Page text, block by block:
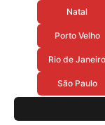
Natal
Porto Velho
Rio de Janeiro
São Paulo